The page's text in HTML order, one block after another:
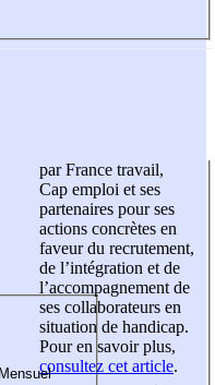
par France travail,
Cap emploi et ses
partenaires pour ses
actions concrètes en
faveur du recrutement,
de l’intégration et de
l’accompagnement de
ses collaborateurs en
situation de handicap.
Pour en savoir plus,
consultez cet article.